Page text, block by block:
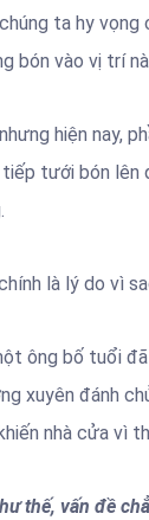
ta hy vọng
bón vào vị trí
hiện nay,
tưới bón lên
là lý do vì
ông bố tuổi
xuyên đánh
nhà cửa vì
thế, vấn đề